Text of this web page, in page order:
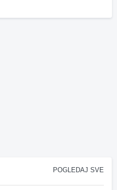
POGLEDAJ SVE